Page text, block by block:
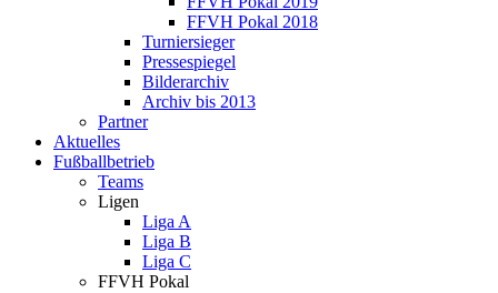
FFVH Pokal 2018
Turniersieger
Pressespiegel
Bilderarchiv
Archiv bis 2013
Partner
Aktuelles
Fußballbetrieb
Teams
Ligen
Liga A
Liga B
Liga C
FFVH Pokal